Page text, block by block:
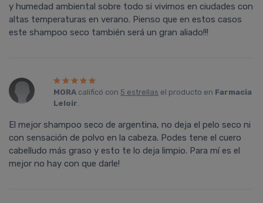
y humedad ambiental sobre todo si vivimos en ciudades con
altas temperaturas en verano. Pienso que en estos casos
este shampoo seco también será un gran aliado!!!
MORA calificó con 5 estrellas el producto en Farmacia
Leloir.
El mejor shampoo seco de argentina, no deja el pelo seco ni
con sensación de polvo en la cabeza. Podes tene el cuero
cabelludo más graso y esto te lo deja limpio. Para mí es el
mejor no hay con que darle!